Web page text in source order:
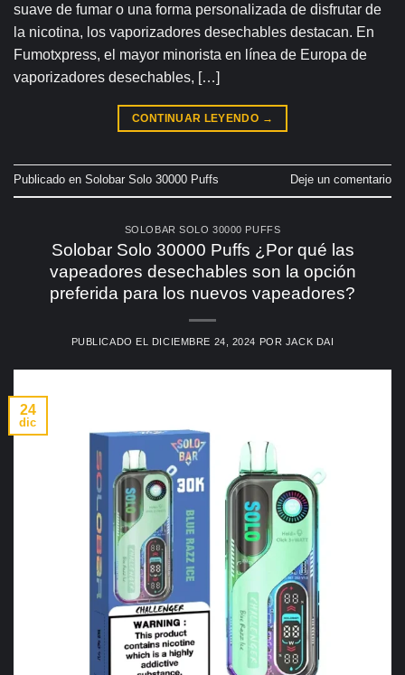
suave de fumar o una forma personalizada de disfrutar de
la nicotina, los vaporizadores desechables destacan. En
Fumotxpress, el mayor minorista en línea de Europa de
vaporizadores desechables, […]
CONTINUAR LEYENDO →
Publicado en Solobar Solo 30000 Puffs Deje un comentario
SOLOBAR SOLO 30000 PUFFS
Solobar Solo 30000 Puffs ¿Por qué las
vapeadores desechables son la opción
preferida para los nuevos vapeadores?
PUBLICADO EL DICIEMBRE 24, 2024 POR JACK DAI
24
dic